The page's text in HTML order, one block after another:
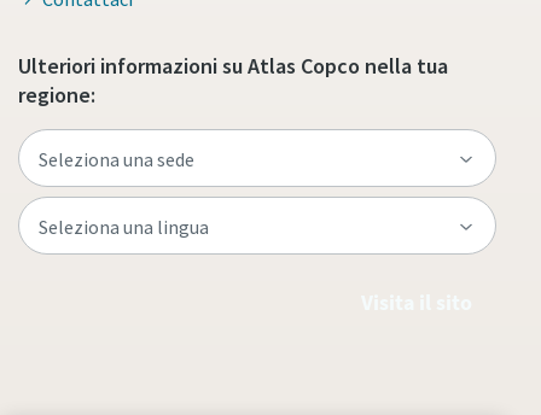
Ulteriori informazioni su Atlas Copco nella tua
regione: